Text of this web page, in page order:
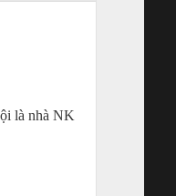
là nhà NK